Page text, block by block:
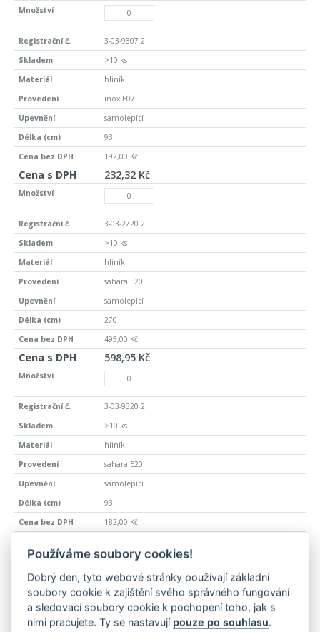
3-03-9307 2
>10 ks
hliník
inox E07
samolepící
93
192,00 Kč
232,32 Kč
3-03-2720 2
>10 ks
hliník
sahara E20
samolepící
270
495,00 Kč
598,95 Kč
3-03-9320 2
>10 ks
hliník
sahara E20
samolepící
93
182,00 Kč
1302-E08-270
>10 ks
hliník
Používáme soubory cookies!
Dobrý den, tyto webové stránky používají základní
soubory cookie k zajištění svého správného fungování
a sledovací soubory cookie k pochopení toho, jak s
nimi pracujete. Ty se nastavují pouze po souhlasu.